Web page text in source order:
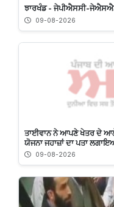
ਝਾਰਖੰਡ - ਜੇਪੀਐਸਸੀ-
09-08-2026
ਤਾਈਵਾਨ ਨੇ ਆਪਣੇ ਖੇਤਰ ਦੇ
ਯੋਜਨਾ ਜਹਾਜ਼ਾਂ ਦਾ ਪਤਾ
09-08-2026